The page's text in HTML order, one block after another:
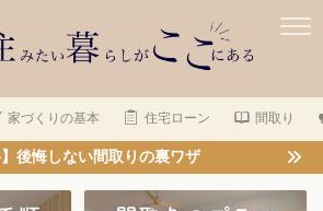
家づくりの基本 住宅ローン 間取り
】後悔しない間取りの裏ワザ